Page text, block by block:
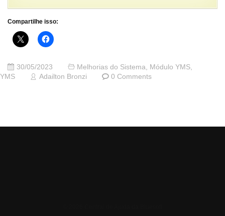
Compartilhe isso:
30/05/2023 Melhorias do Sistema, Módulo YMS,
YMS
Adailton Bronzi 0 Comments